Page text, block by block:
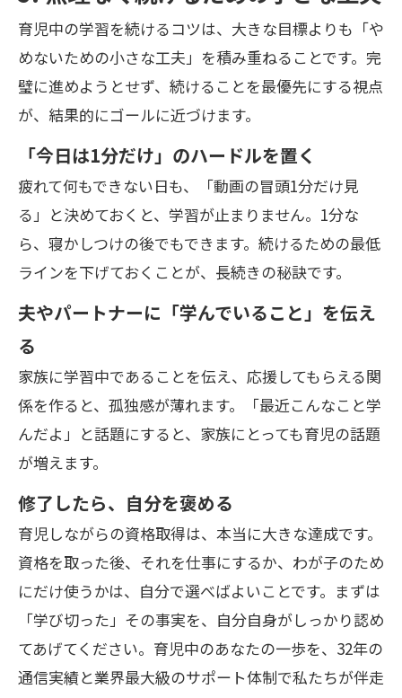
育児中の学習を続けるコツは、大きな目標よりも「や
めないための小さな工夫」を積み重ねることです。完
璧に進めようとせず、続けることを最優先にする視点
が、結果的にゴールに近づけます。
「今日は1分だけ」のハードルを置く
疲れて何もできない日も、「動画の冒頭1分だけ見
る」と決めておくと、学習が止まりません。1分な
ら、寝かしつけの後でもできます。続けるための最低
ラインを下げておくことが、長続きの秘訣です。
夫やパートナーに「学んでいること」を伝え
る
家族に学習中であることを伝え、応援してもらえる関
係を作ると、孤独感が薄れます。「最近こんなこと学
んだよ」と話題にすると、家族にとっても育児の話題
が増えます。
修了したら、自分を褒める
育児しながらの資格取得は、本当に大きな達成です。
資格を取った後、それを仕事にするか、わが子のため
にだけ使うかは、自分で選べばよいことです。まずは
「学び切った」その事実を、自分自身がしっかり認め
てあげてください。育児中のあなたの一歩を、32年の
通信実績と業界最大級のサポート体制で私たちが伴走